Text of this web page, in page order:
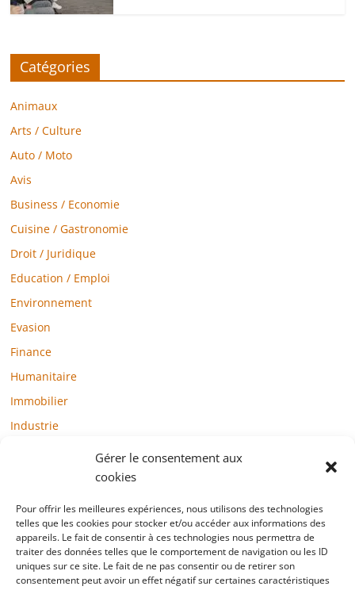
Gérer le consentement aux
cookies
Pour offrir les meilleures expériences, nous utilisons des technologies
telles que les cookies pour stocker et/ou accéder aux informations des
appareils. Le fait de consentir à ces technologies nous permettra de
traiter des données telles que le comportement de navigation ou les ID
uniques sur ce site. Le fait de ne pas consentir ou de retirer son
consentement peut avoir un effet négatif sur certaines caractéristiques
Catégories
Animaux
Arts / Culture
Auto / Moto
Avis
Business / Economie
Cuisine / Gastronomie
Droit / Juridique
Education / Emploi
Environnement
Evasion
Finance
Humanitaire
Immobilier
Industrie
Mode / Beauté / Bien-être
Santé
Société